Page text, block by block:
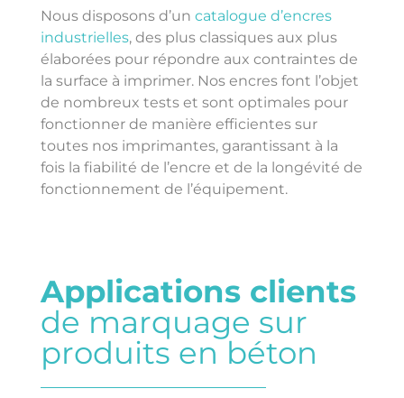
Nous disposons d’un catalogue d’encres
industrielles, des plus classiques aux plus
élaborées pour répondre aux contraintes de
la surface à imprimer. Nos encres font l’objet
de nombreux tests et sont optimales pour
fonctionner de manière efficientes sur
toutes nos imprimantes, garantissant à la
fois la fiabilité de l’encre et de la longévité de
fonctionnement de l’équipement.
Applications clients
de marquage sur
produits en béton